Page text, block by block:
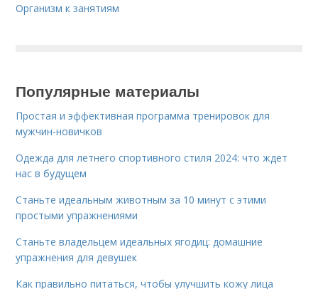
Организм к занятиям
Популярные материалы
Простая и эффективная программа тренировок для
мужчин-новичков
Одежда для летнего спортивного стиля 2024: что ждет
нас в будущем
Станьте идеальным животным за 10 минут с этими
простыми упражнениями
Станьте владельцем идеальных ягодиц: домашние
упражнения для девушек
Как правильно питаться, чтобы улучшить кожу лица